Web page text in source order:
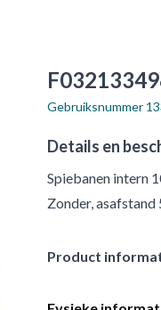
Gebruiksnummer
Details en
Spiebanen intern
Zonder,
Product